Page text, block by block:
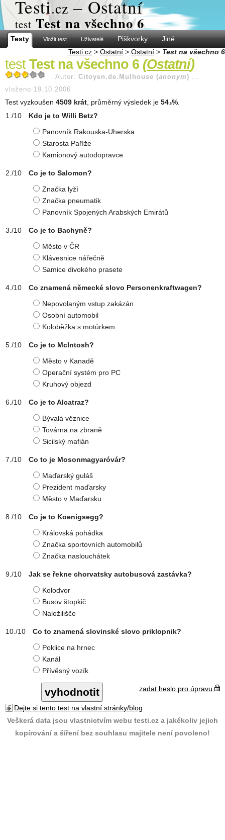
Testi.cz – Ostatní
test Test na všechno 6
Testy Vložit test Uživatelé Piškvorky
Jiné
Testi.cz > Ostatní > Ostatní > Test na všechno 6
test Test na všechno 6 (Ostatní)
Autor: Citoyen.de.Mulhouse (anonym ) ...
vloženo 19.10.2006
Test vyzkoušen 4509 krát , průměrný výsledek je 54 .5%
Kdo je to Willi Betz?
Panovník Rakouska-Uherska
Starosta Paříže
Kamionový autodopravce
Co je to Salomon?
Značka lyží
Značka pneumatik
Panovník Spojených Arabských Emirátů
Co je to Bachyně?
Město v ČR
Klávesnice nářečně
Samice divokého prasete
Co znamená německé slovo Personenkraftwagen?
Nepovolaným vstup zakázán
Osobní automobil
Koloběžka s motůrkem
Co je to McIntosh?
Město v Kanadě
Operační systém pro PC
Kruhový objezd
Co je to Alcatraz?
Bývalá věznice
Továrna na zbraně
Sicilský mafián
Co to je Mosonmagyaróvár?
Maďarský guláš
Prezident maďarsky
Město v Maďarsku
Co je to Koenigsegg?
Královská pohádka
Značka sportovních automobilů
Značka naslouchátek
Jak se řekne chorvatsky autobusová zastávka?
Kolodvor
Busov štopkič
Naložilišče
Co to znamená slovinské slovo priklopnik?
Poklice na hrnec
Kanál
Přívěsný vozík
zadat heslo pro úpravu
Dejte si tento test na vlastní stránky/blog
Veškerá data jsou vlastnictvím webu testi.cz a jakékoliv jejich
kopírování a šíření bez souhlasu majitele není povoleno!